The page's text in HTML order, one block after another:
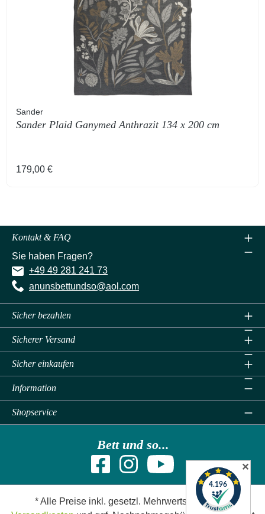
Sander
Sander Plaid Ganymed Anthrazit 134 x 200 cm
Regulärer Preis:
179,00 €
Kontakt & FAQ
Sie haben Fragen?
+49 49 281 241 73
anunsbettundso@aol.com
Sicher bezahlen
Sicherer Versand
Sicher einkaufen
Bett und so...
Information
Shopservice
* Alle Preise inkl. gesetzl. Mehrwertsteuer zzgl.
✕